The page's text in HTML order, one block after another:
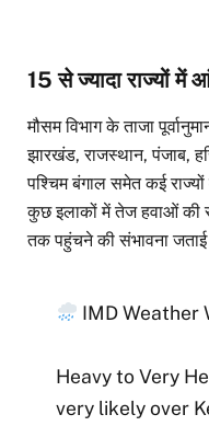
15 से ज्यादा राज्यों में
मौसम विभाग के ताजा
झारखंड, राजस्थान, पंजाब,
पश्चिम बंगाल समेत कई
कुछ इलाकों में तेज हवाओं की
तक पहुंचने की संभावना जताई
IMD Weather
Heavy to Very
very likely over